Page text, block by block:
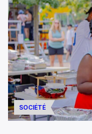
SOCIÉTÉ